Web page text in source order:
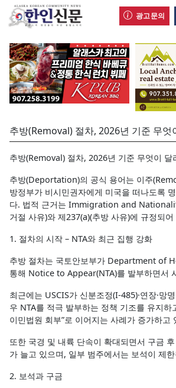
광고문의
추방(Removal) 절차, 2026년 기준 무엇
추방(Removal) 절차, 2026년 기준 무엇이 달
추방(Deportation)의 공식 용어는 이주
방정부가 비시민권자에게 미국을 떠나도록
다. 법적 근거는 Immigration and
거절 사유)와 제237(a)(추방 사유)에 규정되
1. 절차의 시작 – NTA와 최근 집행 강화
추방 절차는 국토안보부가 Department of
통해 Notice to Appear(NTA)를 발부하면서
최근에는 USCIS가 신분조정(I-485)·연장·망
우 NTA를 적극 발부하는 정책 기조를 유지
이민법원 회부”로 이어지는 사례가 증가하고
또한 국경 및 내륙 단속이 확대되면서 구금
가 늘고 있으며, 일부 범주에서는 보석이 제
2. 보석과 구금